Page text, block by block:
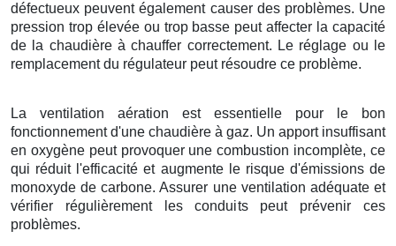
défectueux peuvent également causer des problèmes. Une
pression trop élevée ou trop basse peut affecter la capacité
de la chaudière à chauffer correctement. Le réglage ou le
remplacement du régulateur peut résoudre ce problème.
La ventilation aération est essentielle pour le bon
fonctionnement d'une chaudière à gaz. Un apport insuffisant
en oxygène peut provoquer une combustion incomplète, ce
qui réduit l'efficacité et augmente le risque d'émissions de
monoxyde de carbone. Assurer une ventilation adéquate et
vérifier régulièrement les conduits peut prévenir ces
problèmes.